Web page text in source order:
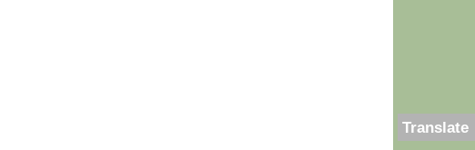
Translate